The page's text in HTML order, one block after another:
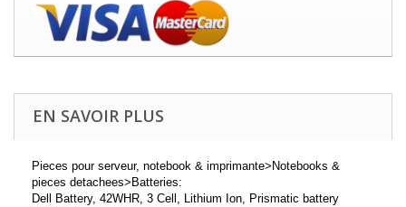
EN SAVOIR PLUS
Pieces pour serveur, notebook & imprimante>Notebooks &
pieces detachees>Batteries:
Dell Battery, 42WHR, 3 Cell, Lithium Ion, Prismatic battery